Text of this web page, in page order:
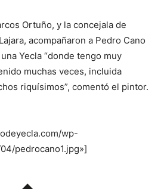
Ortuño, y la concejala de
acompañaron a Pedro Cano
Yecla “donde tengo muy
muchas veces, incluida
riquísimos”, comentó el pintor.
wp-
pedrocano1.jpg»]